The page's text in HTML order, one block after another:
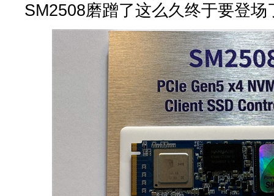
SM2508磨蹭了这么久终于要登